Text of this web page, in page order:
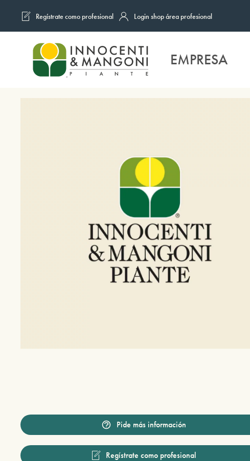
Skip to main content
Regístrate como profesional Login shop área profesional
EMPRESA
Pide más información
Regístrate como profesional